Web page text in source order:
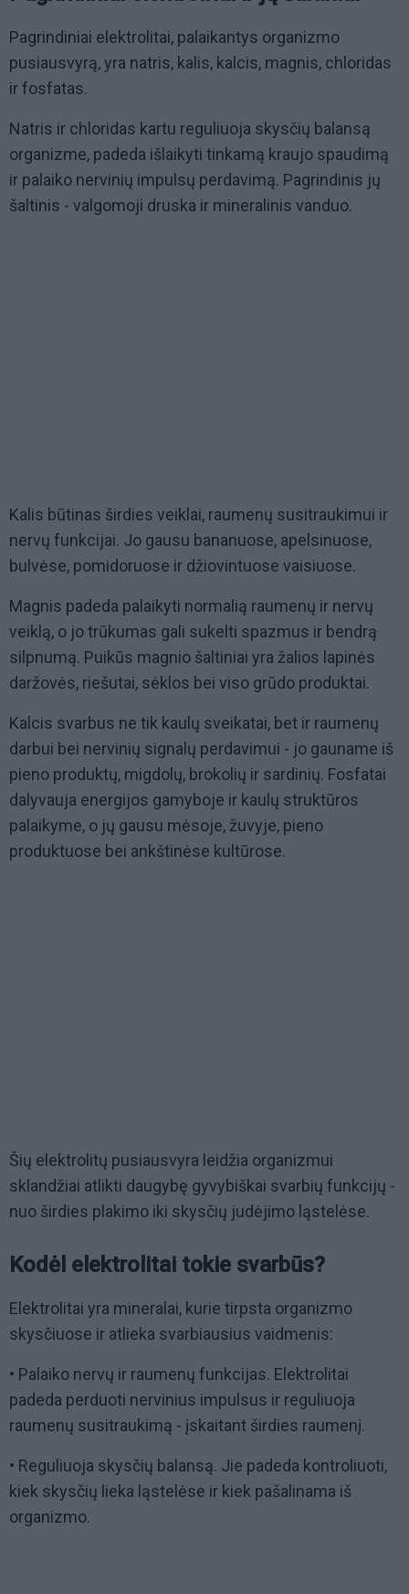
Pagrindiniai elektrolitai, palaikantys organizmo
pusiausvyrą, yra natris, kalis, kalcis, magnis, chloridas
ir fosfatas.
Natris ir chloridas kartu reguliuoja skysčių balansą
organizme, padeda išlaikyti tinkamą kraujo spaudimą
ir palaiko nervinių impulsų perdavimą. Pagrindinis jų
šaltinis - valgomoji druska ir mineralinis vanduo.
Kalis būtinas širdies veiklai, raumenų susitraukimui ir
nervų funkcijai. Jo gausu bananuose, apelsinuose,
bulvėse, pomidoruose ir džiovintuose vaisiuose.
Magnis padeda palaikyti normalią raumenų ir nervų
veiklą, o jo trūkumas gali sukelti spazmus ir bendrą
silpnumą. Puikūs magnio šaltiniai yra žalios lapinės
daržovės, riešutai, sėklos bei viso grūdo produktai.
Kalcis svarbus ne tik kaulų sveikatai, bet ir raumenų
darbui bei nervinių signalų perdavimui - jo gauname iš
pieno produktų, migdolų, brokolių ir sardinių. Fosfatai
dalyvauja energijos gamyboje ir kaulų struktūros
palaikyme, o jų gausu mėsoje, žuvyje, pieno
produktuose bei ankštinėse kultūrose.
Šių elektrolitų pusiausvyra leidžia organizmui
sklandžiai atlikti daugybę gyvybiškai svarbių funkcijų -
nuo širdies plakimo iki skysčių judėjimo ląstelėse.
Kodėl elektrolitai tokie svarbūs?
Elektrolitai yra mineralai, kurie tirpsta organizmo
skysčiuose ir atlieka svarbiausius vaidmenis:
• Palaiko nervų ir raumenų funkcijas. Elektrolitai
padeda perduoti nervinius impulsus ir reguliuoja
raumenų susitraukimą - įskaitant širdies raumenį.
• Reguliuoja skysčių balansą. Jie padeda kontroliuoti,
kiek skysčių lieka ląstelėse ir kiek pašalinama iš
organizmo.